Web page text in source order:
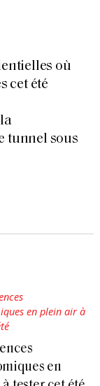
où
cet été
tunnel sous
en